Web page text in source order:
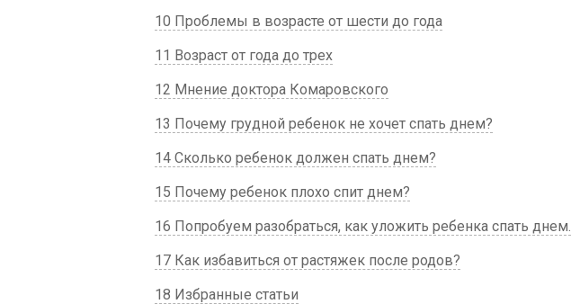
10 Проблемы в возрасте от шести до года
11 Возраст от года до трех
12 Мнение доктора Комаровского
13 Почему грудной ребенок не хочет спать днем?
14 Сколько ребенок должен спать днем?
15 Почему ребенок плохо спит днем?
16 Попробуем разобраться, как уложить ребенка спать днем.
17 Как избавиться от растяжек после родов?
18 Избранные статьи